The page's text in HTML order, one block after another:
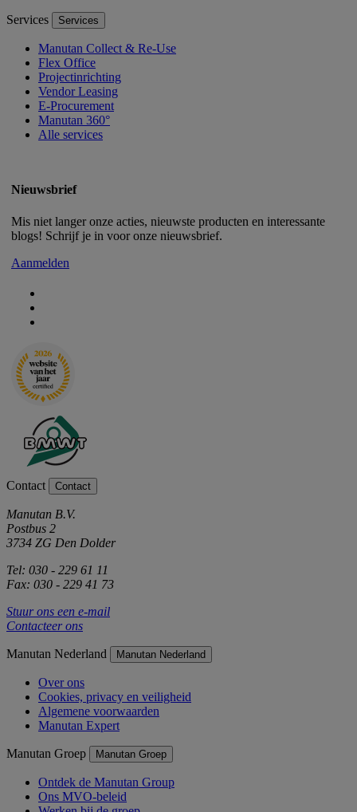
Services Services
Manutan Collect & Re-Use
Flex Office
Projectinrichting
Vendor Leasing
E-Procurement
Manutan 360°
Alle services
Nieuwsbrief
Mis niet langer onze acties, nieuwste producten en interessante
blogs! Schrijf je in voor onze nieuwsbrief.
Aanmelden
Contact Contact
Manutan B.V.
Postbus 2
3734 ZG Den Dolder
Tel: 030 - 229 61 11
Fax: 030 - 229 41 73
Stuur ons een e-mail
Contacteer ons
Manutan Nederland Manutan Nederland
Over ons
Cookies, privacy en veiligheid
Algemene voorwaarden
Manutan Expert
Manutan Groep Manutan Groep
Ontdek de Manutan Group
Ons MVO-beleid